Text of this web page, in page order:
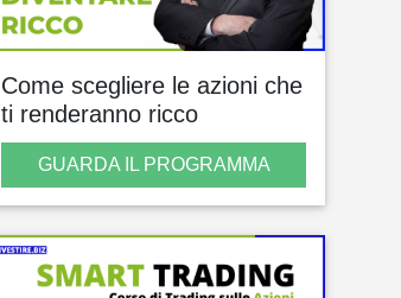
Come scegliere le azioni che
ti renderanno ricco
GUARDA IL PROGRAMMA